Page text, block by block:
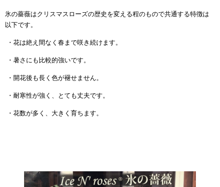
氷の薔薇はクリスマスローズの歴史を変える程のもので共通する特徴は
以下です。
・花は絶え間なく春まで咲き続けます。
・暑さにも比較的強いです。
・開花後も長く色が褪せません。
・耐寒性が強く、とても丈夫です。
・花数が多く、大きく育ちます。